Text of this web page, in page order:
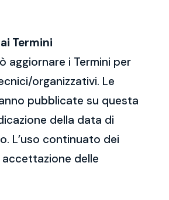
Termini
aggiornare i Termini per
organizzativi. Le
pubblicate su questa
della data di
L’uso continuato dei
accettazione delle